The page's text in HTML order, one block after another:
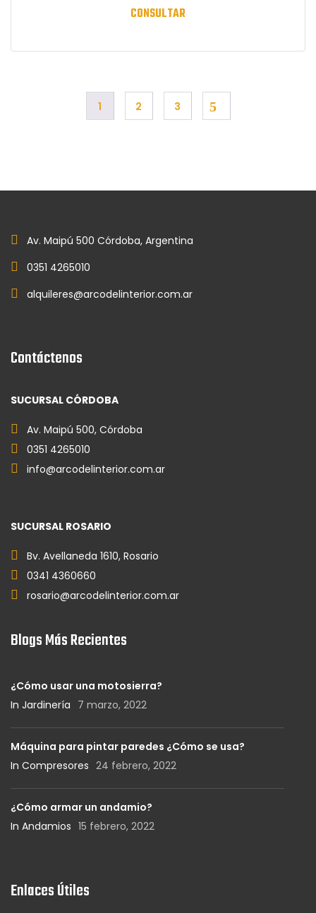
CONSULTAR
1 2 3
Av. Maipú 500 Córdoba, Argentina
0351 4265010
alquileres@arcodelinterior.com.ar
Contáctenos
SUCURSAL CÓRDOBA
Av. Maipú 500, Córdoba
0351 4265010
info@arcodelinterior.com.ar
SUCURSAL ROSARIO
Bv. Avellaneda 1610, Rosario
0341 4360660
rosario@arcodelinterior.com.ar
Blogs Más Recientes
¿Cómo usar una motosierra?
In Jardinería 7 marzo, 2022
Máquina para pintar paredes ¿Cómo se usa?
In Compresores 24 febrero, 2022
¿Cómo armar un andamio?
In Andamios 15 febrero, 2022
Enlaces Útiles